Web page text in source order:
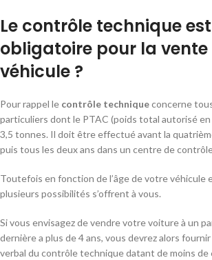
Le contrôle technique
obligatoire pour la vente
véhicule ?
Pour rappel le contrôle techniqueconcerne
particuliers dont le PTAC (poids total autorisé
3,5 tonnes. Il doit être effectué avant la
puis tous les deux ans dans un centre de
Toutefois en fonction de l’âge de votre véhicule
plusieurs possibilités s’offrent à vous.
Si vous envisagez de vendre votre voiture à un
dernière a plus de 4 ans, vous devrez alors
verbal du contrôle technique datant de moins de